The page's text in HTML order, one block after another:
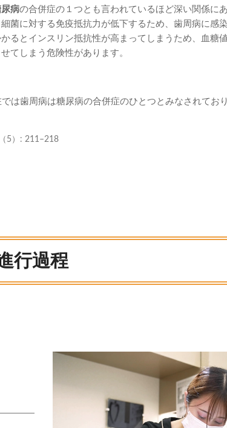
病の合併症の１つとも言われているほど深い関係に
菌に対する免疫抵抗力が低下するため、歯周病に感
るとインスリン抵抗性が高まってしまうため、血糖
てしまう危険性があります。
歯周病は糖尿病の合併症のひとつとみなされてお
5）: 211–218
行過程